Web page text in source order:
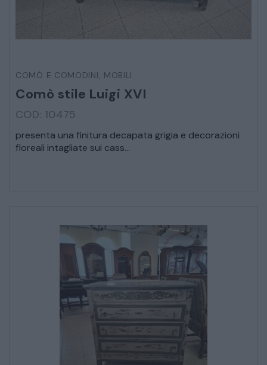
VEICOLI D’EPOCA
COMÒ E COMODINI, MOBILI
Comò stile Luigi XVI
COD: 10475
presenta una finitura decapata grigia e decorazioni
floreali intagliate sui cass...